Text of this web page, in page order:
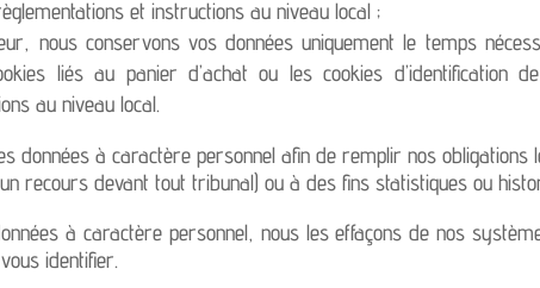
et instructions au niveau local ;
nous conservons vos données uniquement le temps
liés au panier d’achat ou les cookies d’identification
au niveau local.
données à caractère personnel afin de remplir nos obligations
recours devant tout tribunal) ou à des fins statistiques ou
à caractère personnel, nous les effaçons de nos
identifier.